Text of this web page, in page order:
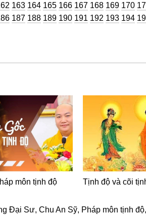
Trang
163 Trang
164 Trang
165 Trang
166 Trang
167 Trang
168 Trang
169 Trang
170
Trang
187 Trang
188 Trang
189 Trang
190 Trang
191 Trang
192 Trang
193 Trang
194
môn tịnh độ Tịnh độ và cõi
Đại Sư, Chu An Sỹ, Pháp môn tịnh độ,